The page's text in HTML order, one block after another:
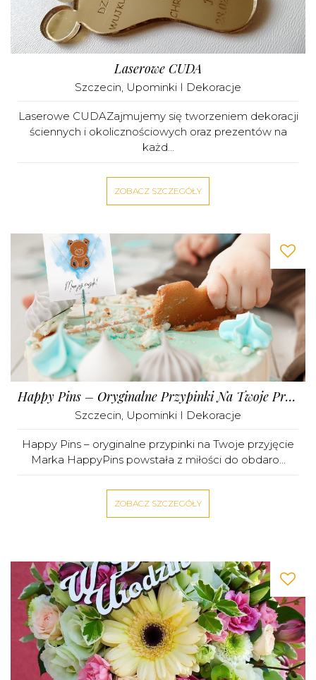
Laserowe CUDA
Szczecin, Upominki I Dekoracje
Laserowe CUDAZajmujemy się tworzeniem dekoracji
ściennych i okolicznościowych oraz prezentów na
każd...
ZOBACZ SZCZEGÓŁY
Happy Pins – Oryginalne Przypinki Na Twoje Przyjęcie
Szczecin, Upominki I Dekoracje
Happy Pins – oryginalne przypinki na Twoje przyjęcie
Marka HappyPins powstała z miłości do obdaro...
ZOBACZ SZCZEGÓŁY